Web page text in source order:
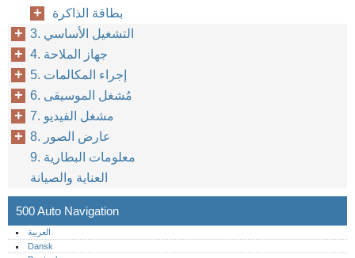
بطاقة الذاكرة
3. التشغيل الأساسي
4. جهاز الملاحة
5. إجراء المكالمات
6. مُشغل الموسيقى
7. مشغل الفيديو
8. عارض الصور
9. معلومات البطارية
العناية والصيانة
500 Auto Navigation
العربية
Dansk